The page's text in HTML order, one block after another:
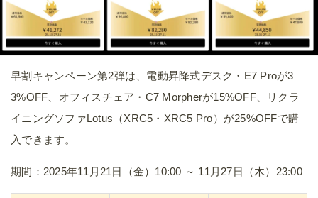
早割キャンペーン第2弾は、電動昇降式デスク・E7 Proが3
3%OFF、オフィスチェア・C7 Morpherが15%OFF、リクラ
イニングソファLotus（XRC5・XRC5 Pro）が25%OFFで購
入できます。
期間：2025年11月21日（金）10:00 ～ 11月27日（木）23:00